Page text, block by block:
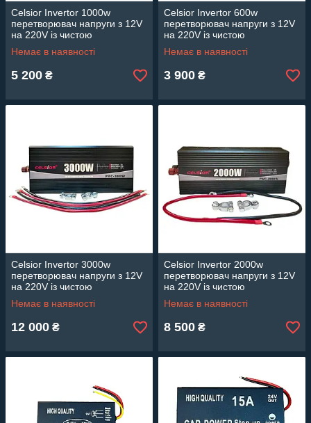
Celsior Invertor 1000w
перетворювач напруги з 12V
на 220V із чистою
синусоїдою
Немає в наявності
5 200 ₴
Celsior Invertor 600w
перетворювач напруги з 12V
на 220V із чистою
синусоїдою
Немає в наявності
3 900 ₴
Celsior Invertor 3000w
перетворювач напруги з 12V
на 220V із чистою
синусоїдою
Немає в наявності
12 000 ₴
Celsior Invertor 2000w
перетворювач напруги з 12V
на 220V із чистою
синусоїдою
Немає в наявності
8 500 ₴